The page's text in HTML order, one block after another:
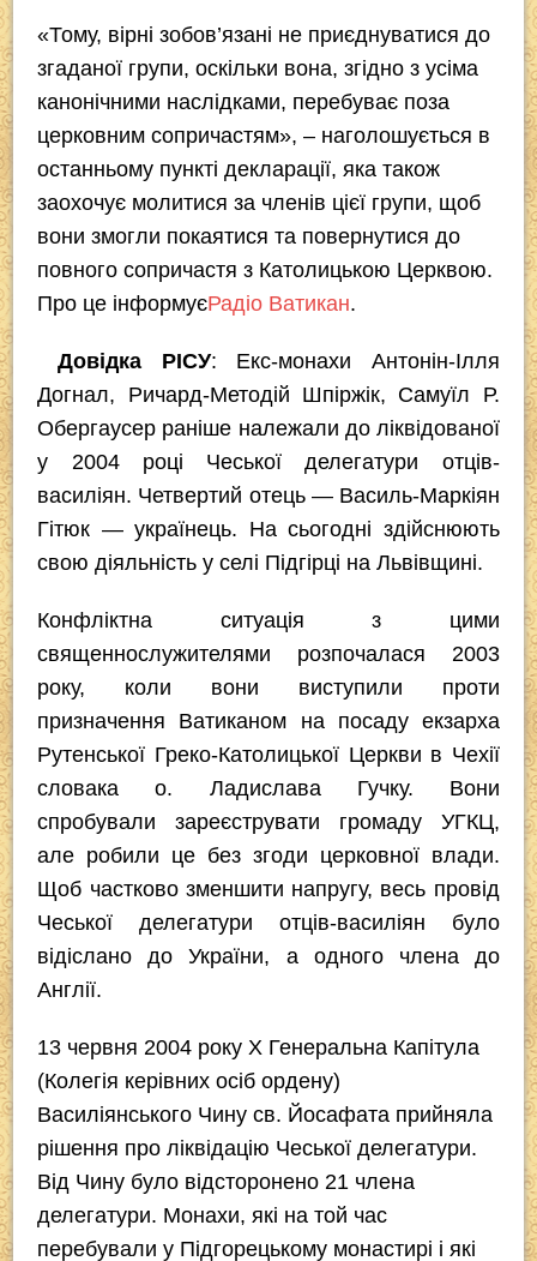
«Тому, вірні зобов’язані не приєднуватися до
згаданої групи, оскільки вона, згідно з усіма
канонічними наслідками, перебуває поза
церковним сопричастям», – наголошується в
останньому пункті декларації, яка також
заохочує молитися за членів цієї групи, щоб
вони змогли покаятися та повернутися до
повного сопричастя з Католицькою Церквою.
Про це інформуєРадіо Ватикан.
Довідка РІСУ: Екс-монахи Антонін-Ілля
Догнал, Ричард-Методій Шпіржік, Самуїл Р.
Обергаусер раніше належали до ліквідованої
у 2004 році Чеської делегатури отців-
василіян. Четвертий отець — Василь-Маркіян
Гітюк — українець. На сьогодні здійснюють
свою діяльність у селі Підгірці на Львівщині.
Конфліктна ситуація з цими
священнослужителями розпочалася 2003
року, коли вони виступили проти
призначення Ватиканом на посаду екзарха
Рутенської Греко-Католицької Церкви в Чехії
словака о. Ладислава Гучку. Вони
спробували зареєструвати громаду УГКЦ,
але робили це без згоди церковної влади.
Щоб частково зменшити напругу, весь провід
Чеської делегатури отців-василіян було
відіслано до України, а одного члена до
Англії.
13 червня 2004 року Х Генеральна Капітула
(Колегія керівних осіб ордену)
Василіянського Чину св. Йосафата прийняла
рішення про ліквідацію Чеської делегатури.
Від Чину було відсторонено 21 члена
делегатури. Монахи, які на той час
перебували у Підгорецькому монастирі і які